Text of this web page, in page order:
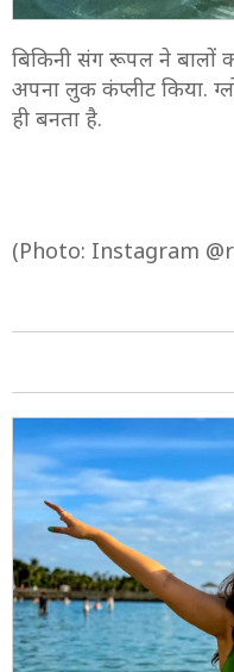
बिकिनी संग रूपल ने बालों
अपना लुक कंप्लीट किया.
ही बनता है.
(Photo: Instagram